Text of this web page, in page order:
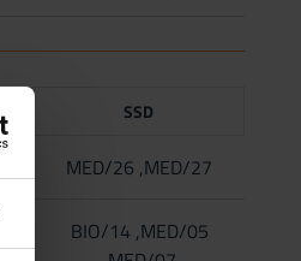
SSD
MED/26 ,MED/27
BIO/14 ,MED/05